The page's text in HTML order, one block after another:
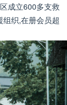
成立600多支救
织,在册会员超